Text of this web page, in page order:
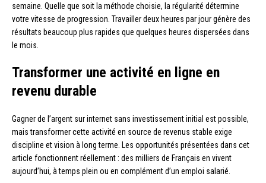
semaine. Quelle que soit la méthode choisie, la régularité détermine
votre vitesse de progression. Travailler deux heures par jour génère des
résultats beaucoup plus rapides que quelques heures dispersées dans
le mois.
Transformer une activité en ligne en
revenu durable
Gagner de l’argent sur internet sans investissement initial est possible,
mais transformer cette activité en source de revenus stable exige
discipline et vision à long terme. Les opportunités présentées dans cet
article fonctionnent réellement : des milliers de Français en vivent
aujourd’hui, à temps plein ou en complément d’un emploi salarié.